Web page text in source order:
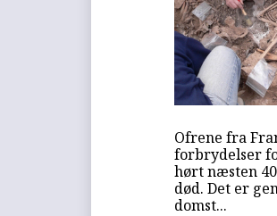
Ofrene fra
forbrydelser
hørt næsten
død. Det er
domst...